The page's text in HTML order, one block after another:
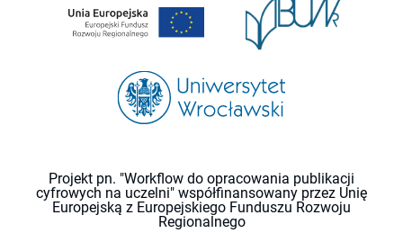
Projekt pn. "Workflow do opracowania publikacji
cyfrowych na uczelni" współfinansowany przez Unię
Europejską z Europejskiego Funduszu Rozwoju
Regionalnego